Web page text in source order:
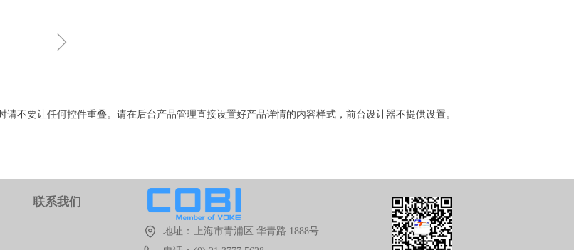
ꁇ
不要让任何控件重叠。请在后台产品管理直接设置好产品详情的内容样式，前台设计器不提供设置。
地址： 上海市青浦区 华青路 1888号
联系我们